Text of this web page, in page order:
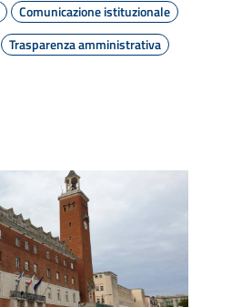
Comunicazione istituzionale
Trasparenza amministrativa